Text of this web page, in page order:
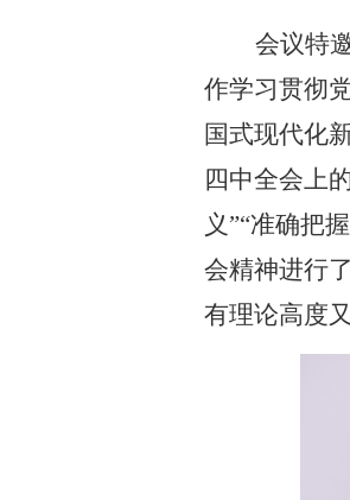
会议特
作学习贯彻
国式现代化
四中全会上
义”“准确把
会精神进行
有理论高度